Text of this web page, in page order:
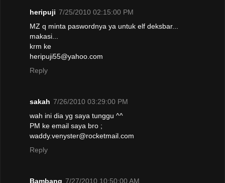
heripuji 7/25/2010 02:15:00 PM
MZ q minta paswordnya ya untuk elf deksbar...
makasi...
krm ke
heripuji55@yahoo.com
Reply
sakah 7/26/2010 03:29:00 PM
wah ini dia yg saya tunggu ^^
PM ke email saya bro ;
waddy.venyster@rocketmail.com
Reply
Bambang 7/27/2010 10:50:00 AM